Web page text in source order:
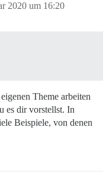
2020 um 16:20
Theme arbeiten
es dir vorstellst. In
Beispiele, von denen